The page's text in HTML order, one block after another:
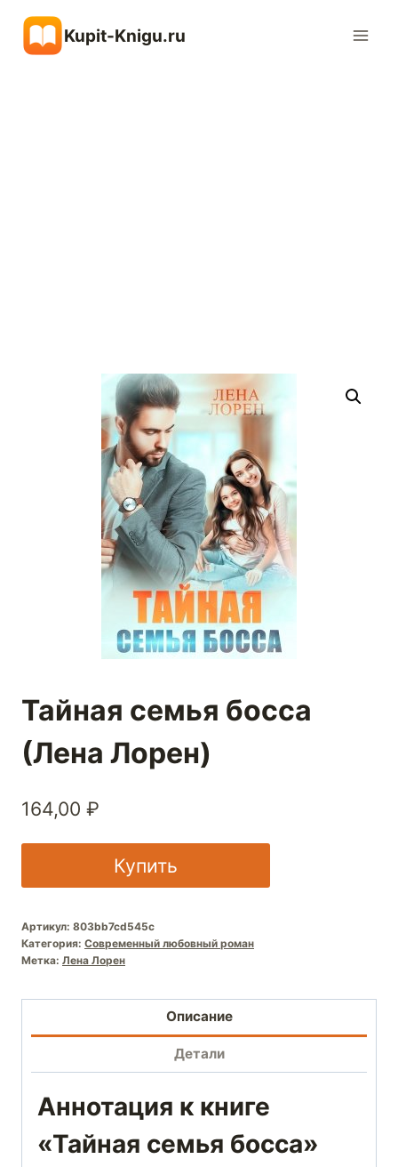
содержимому
Kupit-Knigu.ru
Тайная семья босса
(Лена Лорен)
164,00 ₽
Купить
Артикул: 803bb7cd545c
Категория: Современный любовный роман
Метка: Лена Лорен
Описание
Детали
Аннотация к книге
«Тайная семья босса»